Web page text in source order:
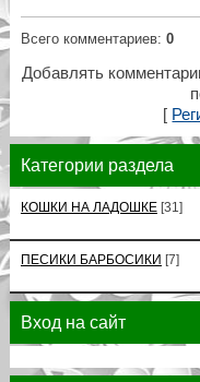
Всего комментариев: 0
Добавлять
[
Категории раздела
КОШКИ НА ЛАДОШКЕ [31]
ПЕСИКИ БАРБОСИКИ [7]
Вход на сайт